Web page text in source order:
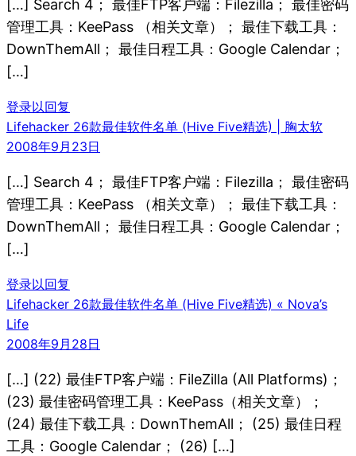
[…] Search 4； 最佳FTP客户端：Filezilla； 最佳密码
管理工具：KeePass （相关文章）； 最佳下载工具：
DownThemAll； 最佳日程工具：Google Calendar；
[…]
登录以回复
Lifehacker 26款最佳软件名单 (Hive Five精选) | 胸太软
2008年9月23日
[…] Search 4； 最佳FTP客户端：Filezilla； 最佳密码
管理工具：KeePass （相关文章）； 最佳下载工具：
DownThemAll； 最佳日程工具：Google Calendar；
[…]
登录以回复
Lifehacker 26款最佳软件名单 (Hive Five精选) « Nova’s
Life
2008年9月28日
[…] (22) 最佳FTP客户端：FileZilla (All Platforms)；
(23) 最佳密码管理工具：KeePass（相关文章）；
(24) 最佳下载工具：DownThemAll； (25) 最佳日程
工具：Google Calendar； (26) […]